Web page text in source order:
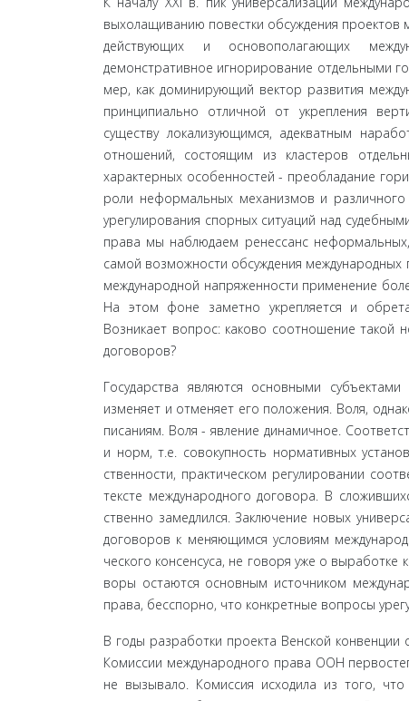
выхолащиванию повестки обсуждения проектов
действующих и основополагающих
демонстративное игнорирование отдельными
мер, как доминирующий вектор развития
принципиально отличной от укрепления
существу локализующимся, адекватным
отношений, состоящим из кластеров
характерных особенностей - преобладание
роли неформальных механизмов и различного
урегулирования спорных ситуаций над
права мы наблюдаем ренессанс
самой возможности обсуждения международных
международной напряженности применение
На этом фоне заметно укрепляется и
Возникает вопрос: каково соотношение такой
договоров?
Государства являются основными
изменяет и отменяет его положения. Воля,
писаниям. Воля - явление динамичное.
и норм, т.е. совокупность нормативных
ственности, практическом регулировании
тексте международного договора. В
ственно замедлился. Заключение новых
договоров к меняющимся условиям
ческого консенсуса, не говоря уже о
воры остаются основным источником
права, бесспорно, что конкретные вопросы
В годы разработки проекта Венской
Комиссии международного права ООН
не вызывало. Комиссия исходила из того,